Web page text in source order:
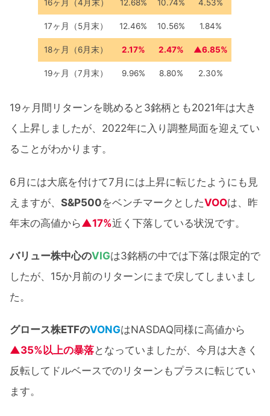
16ヶ月（4月末） 12.68% 10.74% 4.53%
17ヶ月（5月末） 12.46% 10.56% 1.84%
18ヶ月（6月末） 2.17% 2.47% ▲6.85%
19ヶ月（7月末） 9.96% 8.80% 2.30%
19ヶ月間リターンを眺めると3銘柄とも2021年は大き
く上昇しましたが、2022年に入り調整局面を迎えてい
ることがわかります。
6月には大底を付けて7月には上昇に転じたようにも見
えますが、 S&P500をベンチマークとしたVOOは、昨
年末の高値から▲17%近く下落している状況です。
バリュー株中心のVIGは3銘柄の中では下落は限定的で
したが、15か月前のリターンにまで戻してしまいまし
た。
グロース株ETFのVONGはNASDAQ同様に高値から
▲35%以上の暴落となっていましたが、今月は大きく
反転してドルベースでのリターンもプラスに転じてい
ます。